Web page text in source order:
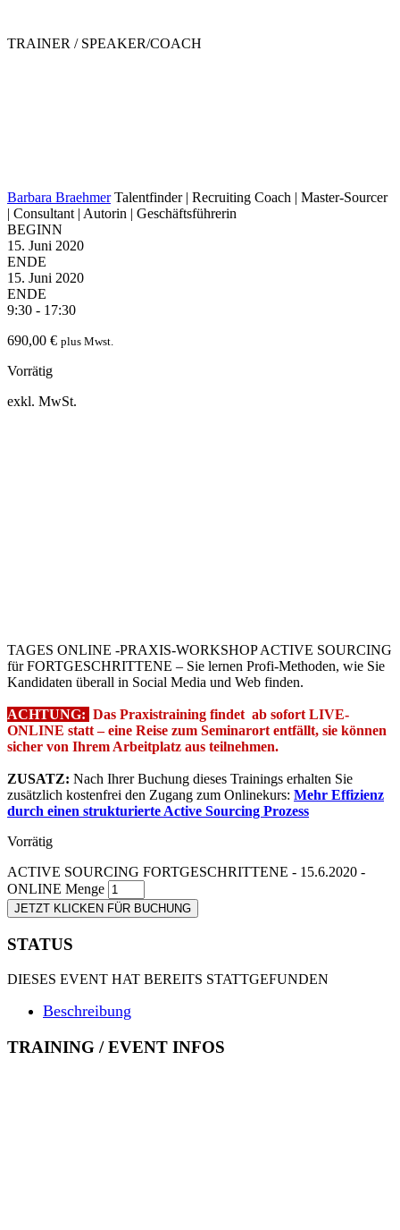
TRAINER / SPEAKER/COACH
Barbara Braehmer Talentfinder | Recruiting Coach | Master-Sourcer
| Consultant | Autorin | Geschäftsführerin
BEGINN
15. Juni 2020
ENDE
15. Juni 2020
ENDE
9:30 - 17:30
690,00 € plus Mwst.
Vorrätig
exkl. MwSt.
TAGES ONLINE -PRAXIS-WORKSHOP ACTIVE SOURCING
für FORTGESCHRITTENE – Sie lernen Profi-Methoden, wie Sie
Kandidaten überall in Social Media und Web finden.
ACHTUNG: Das Praxistraining findet ab sofort LIVE-
ONLINE statt – eine Reise zum Seminarort entfällt, sie können
sicher von Ihrem Arbeitplatz aus teilnehmen.
ZUSATZ: Nach Ihrer Buchung dieses Trainings erhalten Sie
zusätzlich kostenfrei den Zugang zum Onlinekurs: Mehr Effizienz
durch einen strukturierte Active Sourcing Prozess
Vorrätig
ACTIVE SOURCING FORTGESCHRITTENE - 15.6.2020 -
ONLINE Menge
JETZT KLICKEN FÜR BUCHUNG
STATUS
DIESES EVENT HAT BEREITS STATTGEFUNDEN
Beschreibung
TRAINING / EVENT INFOS